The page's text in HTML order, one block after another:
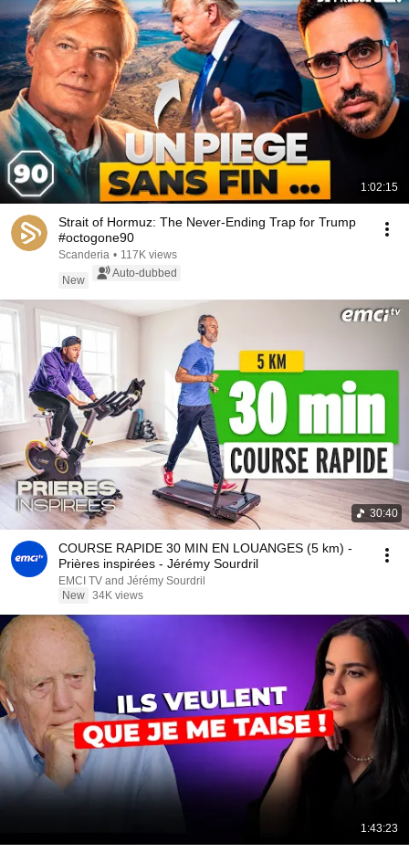
1:02:15
Strait of Hormuz: The Never-Ending Trap for Trump
#octogone90
Scanderia • 117K views
New
Auto-dubbed
30:40
COURSE RAPIDE 30 MIN EN LOUANGES (5 km) -
Prières inspirées - Jérémy Sourdril
EMCI TV and Jérémy Sourdril
New 34K views
1:43:23